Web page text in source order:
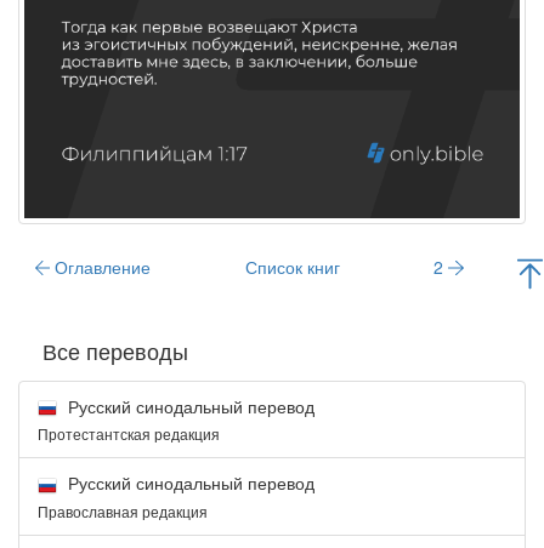
Оглавление Список книг 2
Все переводы
Русский синодальный перевод
Протестантская редакция
Русский синодальный перевод
Православная редакция